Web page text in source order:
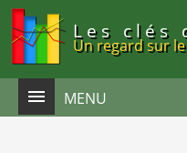
Les clés
Un regard sur
MENU
Panneau de gestion des